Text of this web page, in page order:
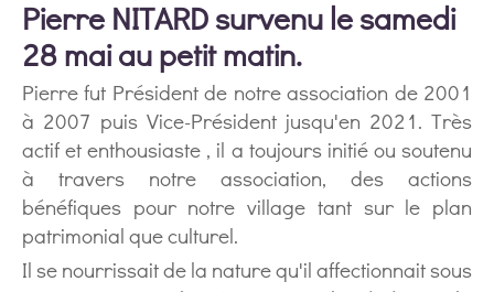
Pierre NITARD survenu le samedi
28 mai au petit matin.
Pierre fut Président de notre association de 2001
à 2007 puis Vice-Président jusqu'en 2021. Très
actif et enthousiaste , il a toujours initié ou soutenu
à travers notre association, des actions
bénéfiques pour notre village tant sur le plan
patrimonial que culturel.
Il se nourrissait de la nature qu'il affectionnait sous